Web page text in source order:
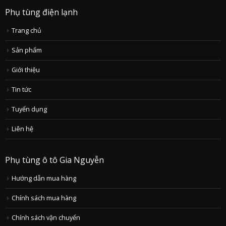
Phụ tùng điện lạnh
Trang chủ
Sản phẩm
Giới thiệu
Tin tức
Tuyển dụng
Liên hệ
Phụ tùng ô tô Gia Nguyễn
Hướng dẫn mua hàng
Chính sách mua hàng
Chính sách vận chuyển